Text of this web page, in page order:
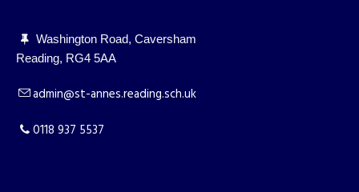
Washington Road, Caversham
Reading, RG4 5AA
admin@st-annes.reading.sch.uk
0118 937 5537